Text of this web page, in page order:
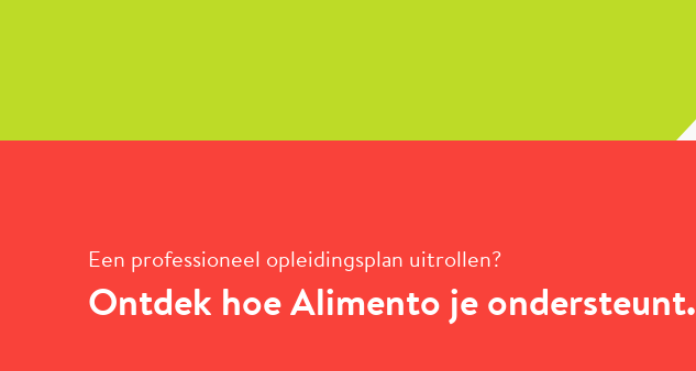
Ontdek hoe Alimento je ondersteunt.
Een professioneel opleidingsplan uitrollen?